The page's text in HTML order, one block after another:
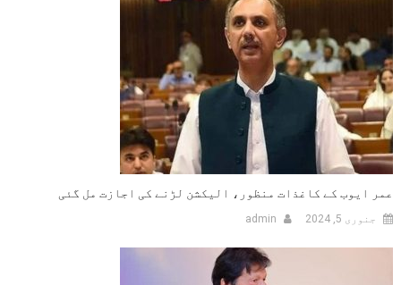
عمر ایوب کے کاغذات منظور، الیکشن لڑنے کی اجازت مل گئی
جنوری 5, 2024 admin